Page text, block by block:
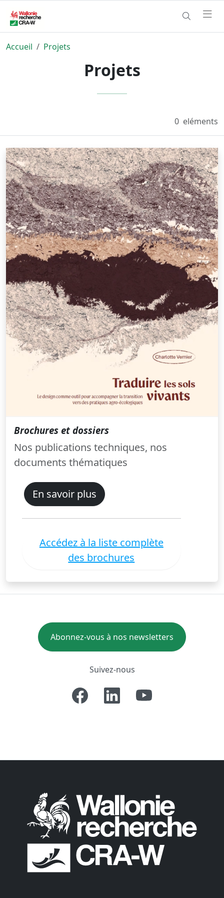
Accueil Projets
Projets
0 eléments
Brochures et dossiers
Nos publications techniques, nos
documents thématiques
En savoir plus
Accédez à la liste complète
des brochures
Abonnez-vous à nos newsletters
Suivez-nous